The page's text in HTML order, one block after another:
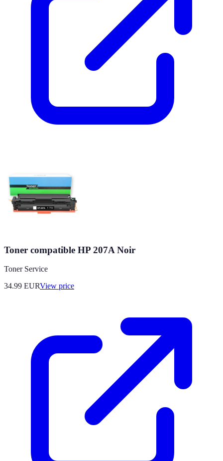
Toner compatible HP 207A Noir
Toner Service
34.99 EURView price